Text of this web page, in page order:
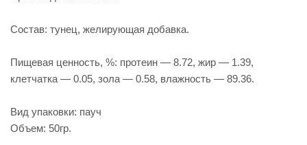
Состав: тунец, желирующая добавка.
Пищевая ценность, %: протеин — 8.72, жир — 1.39,
клетчатка — 0.05, зола — 0.58, влажность — 89.36.
Вид упаковки: пауч
Объем: 50гр.